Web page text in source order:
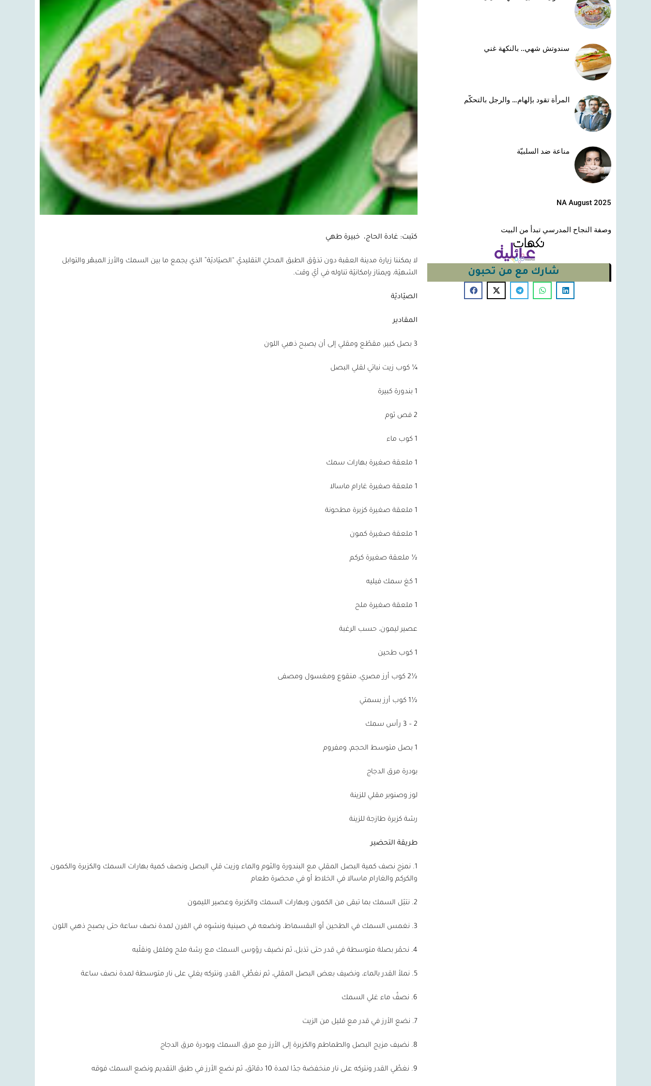
سندوتش شهي.. بالنكهة غني
المرأة تقود بإلهام… والرجل بالتحكّم
مناعة ضد السلبيّة
NA August 2025
وصفة النجاح المدرسي تبدأ من البيت
شارك مع من تحبون
كتبت: غادة الحاج، خبيرة طهي
لا يمكننا زيارة مدينة العقبة دون تذوّق الطبق المحليّ التقليديّ “الصيّاديّة” الذي يجمع ما بين السمك والأرز المبهّر والتوابل
الشهيّة، ويمتاز بإمكانيّة تناوله في أيّ وقت.
الصيّاديّة
المقادير
3 بصل كبير، مقطّع ومقلي إلى أن يصبح ذهبي اللون
¼ كوب زيت نباتي لقلي البصل
1 بندورة كبيرة
2 فص ثوم
1 كوب ماء
1 ملعقة صغيرة بهارات سمك
1 ملعقة صغيرة غارام ماسالا
1 ملعقة صغيرة كزبرة مطحونة
1 ملعقة صغيرة كمون
½ ملعقة صغيرة كركم
1 كغ سمك فيليه
1 ملعقة صغيرة ملح
عصير ليمون، حسب الرغبة
1 كوب طحين
½2 كوب أرز مصري، منقوع ومغسول ومصفى
½1 كوب أرز بسمتي
2 – 3 رأس سمك
1 بصل متوسط الحجم، ومفروم
بودرة مرق الدجاج
لوز وصنوبر مقلي للزينة
رشة كزبرة طازجة للزينة
طريقة التحضير
1. نمزج نصف كمية البصل المقلي مع البندورة والثوم والماء وزيت قلي البصل ونصف كمية بهارات السمك والكزبرة والكمون
والكركم والغارام ماسالا في الخلاط أو في محضرة طعام
2. نتبّل السمك بما تبقى من الكمون وبهارات السمك والكزبرة وعصير الليمون
3. نغمس السمك في الطحين أو البقسماط، ونضعه في صينية ونشوِه في الفرن لمدة نصف ساعة حتى يصبح ذهبي اللون
4. نحمّر بصلة متوسطة في قدر حتى تذبل، ثم نضيف رؤوس السمك مع رشة ملح وفلفل ونقلّبه
5. نملأ القدر بالماء، ونضيف بعض البصل المقلي، ثم نغطِّي القدر، ونتركه يغلي على نار متوسطة لمدة نصف ساعة
6. نصفِّ ماء غلي السمك
7. نضع الأرز في قدر مع قليل من الزيت
8. نضيف مزيج البصل والطماطم والكزبرة إلى الأرز مع مرق السمك وبودرة مرق الدجاج
9. نغطِّي القدر ونتركه على نار منخفضة جدًا لمدة 10 دقائق، ثم نضع الأرز في طبق التقديم ونضع السمك فوقه